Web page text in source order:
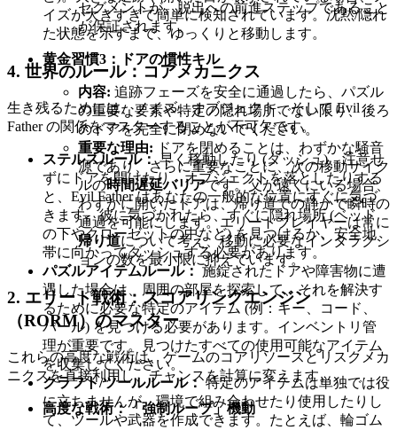
イズが大きすぎて簡単に検知されています。沈黙/隠れ
た状態を示すまで、ゆっくりと移動します。
4. 世界のルール：コアメカニクス
生き残るためには、ノイズ、オブジェクト、そして Evil
Father の関係をマスターすることが不可欠です。
ステルスルール：早く移動したり (ダッシュ)、注意せ
ずにドアを開けたり、オブジェクトを落としたりする
と、Evil Father はあなたの一般的な位置にすぐに気づ
きます。彼に気づかれたら、すぐに隠れ場所 (ベッド
の下やクローゼットの中など) を見つけるか、安全地
帯に向かってダッシュする必要があります。
パズルアイテムルール： 施錠されたドアや障害物に遭
遇した場合は、周囲の部屋を探索して、それを解決す
るために必要な特定のアイテム (例：キー、コード、
バール) を見つける必要があります。インベントリ管
理が重要です。見つけたすべての使用可能なアイテム
を収集してください。
クラフト/ツールルール：特定のアイテムは単独では役
に立ちませんが、環境で組み合わせたり使用したりし
て、ツールや武器を作成できます。たとえば、輪ゴム
セグメントが、脱出への前進ステップであること
が保証されます。
黄金習慣3：ドアの慣性キル
内容: 追跡フェーズを安全に通過したら、パズル
の重要な要素や特定の隠れ場所でない限り、後ろ
のドアを完全に閉めないでください。
重要な理由: ドアを閉めることは、わずかな騒音
源であり、さらに重要なことに、次の移動サイク
ルの時間遅延バリアです。父が遠くにいる場合、
わずかに開いたドアは、帰り道での静かで瞬時の
通過を可能にします。エリートプレイヤーは常に
帰り道について考え、移動に必要なインタラクシ
ョンの数を最小限に抑えています。
2. エリート戦術：スコアリングエンジン
（RORM）のマスター
これらの高度な戦術は、ゲームのコアリソースとリスクメカ
ニクスを直接利用し、チャンスを計算に変えます。
高度な戦術：「強制ループ」機動